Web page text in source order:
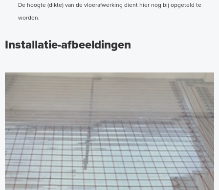
De hoogte (dikte) van de vloerafwerking dient hier nog bij opgeteld te
worden.
Installatie-afbeeldingen